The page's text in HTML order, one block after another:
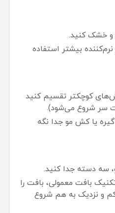
و خشک کنید.
نرم‌کننده بیشتر استفاده
کوچکتر تقسیم کنید
سر شروع می‌شود).
یا کش مو جدا نگه
سه دسته جدا کنید.
بافت معمولی، بافت را
و نزدیک به هم شروع